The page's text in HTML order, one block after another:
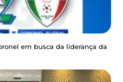
em busca da liderança da